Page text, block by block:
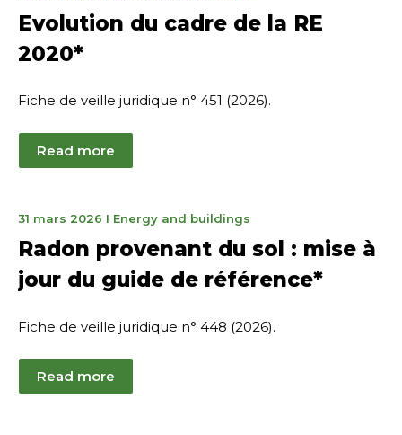
2026
Evolution du cadre de la RE
2020*
Fiche de veille juridique n° 451 (2026).
Read more
31 mars 2026 30
2026
I Energy and buildings
Radon provenant du sol : mise à
jour du guide de référence*
Fiche de veille juridique n° 448 (2026).
Read more